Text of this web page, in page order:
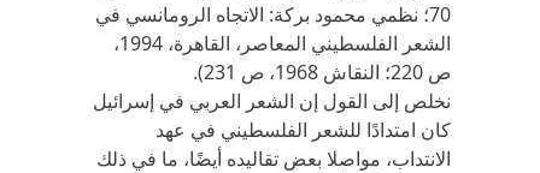
70؛ نظمي محمود بركة: الاتجاه الرومانسي في
الشعر الفلسطيني المعاصر، القاهرة، 1994،
ص 220؛ النقاش 1968، ص 231).
نخلص إلى القول إن الشعر العربي في إسرائيل
كان امتدادًا للشعر الفلسطيني في عهد
الانتداب، مواصلا بعض تقاليده أيضًا، ما في ذلك